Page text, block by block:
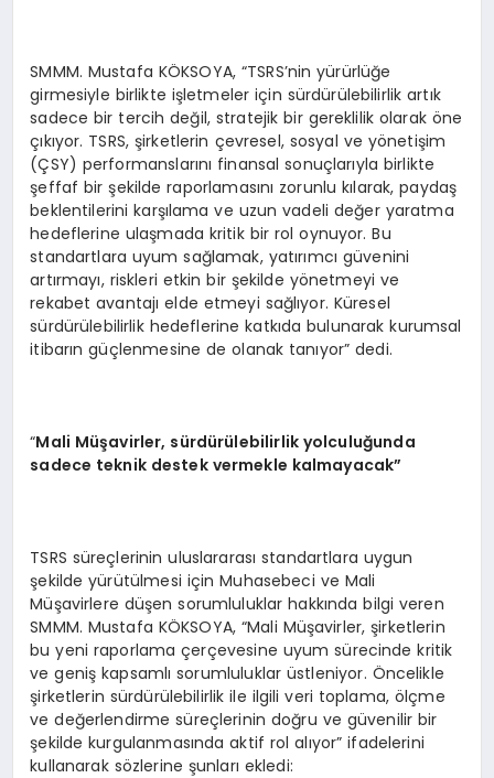
SMMM. Mustafa KÖKSOYA, “TSRS’nin yürürlüğe
girmesiyle birlikte işletmeler için sürdürülebilirlik artık
sadece bir tercih değil, stratejik bir gereklilik olarak öne
çıkıyor. TSRS, şirketlerin çevresel, sosyal ve yönetişim
(ÇSY) performanslarını finansal sonuçlarıyla birlikte
şeffaf bir şekilde raporlamasını zorunlu kılarak, paydaş
beklentilerini karşılama ve uzun vadeli değer yaratma
hedeflerine ulaşmada kritik bir rol oynuyor. Bu
standartlara uyum sağlamak, yatırımcı güvenini
artırmayı, riskleri etkin bir şekilde yönetmeyi ve
rekabet avantajı elde etmeyi sağlıyor. Küresel
sürdürülebilirlik hedeflerine katkıda bulunarak kurumsal
itibarın güçlenmesine de olanak tanıyor” dedi.
“Mali Müşavirler, sürdürülebilirlik yolculuğunda
sadece teknik destek vermekle kalmayacak”
TSRS süreçlerinin uluslararası standartlara uygun
şekilde yürütülmesi için Muhasebeci ve Mali
Müşavirlere düşen sorumluluklar hakkında bilgi veren
SMMM. Mustafa KÖKSOYA, “Mali Müşavirler, şirketlerin
bu yeni raporlama çerçevesine uyum sürecinde kritik
ve geniş kapsamlı sorumluluklar üstleniyor. Öncelikle
şirketlerin sürdürülebilirlik ile ilgili veri toplama, ölçme
ve değerlendirme süreçlerinin doğru ve güvenilir bir
şekilde kurgulanmasında aktif rol alıyor” ifadelerini
kullanarak sözlerine şunları ekledi: